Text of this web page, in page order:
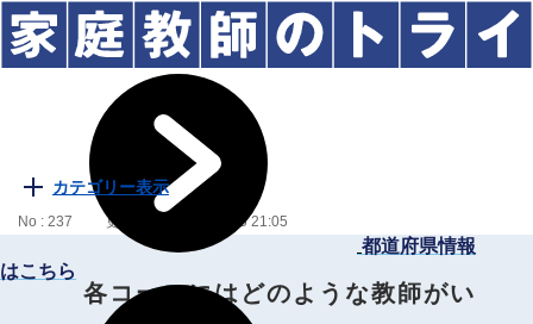
都道府県情報
はこちら
カテゴリー表示
No : 237 更新日時 : 2024/11/05 21:05
各コースにはどのような教師がい